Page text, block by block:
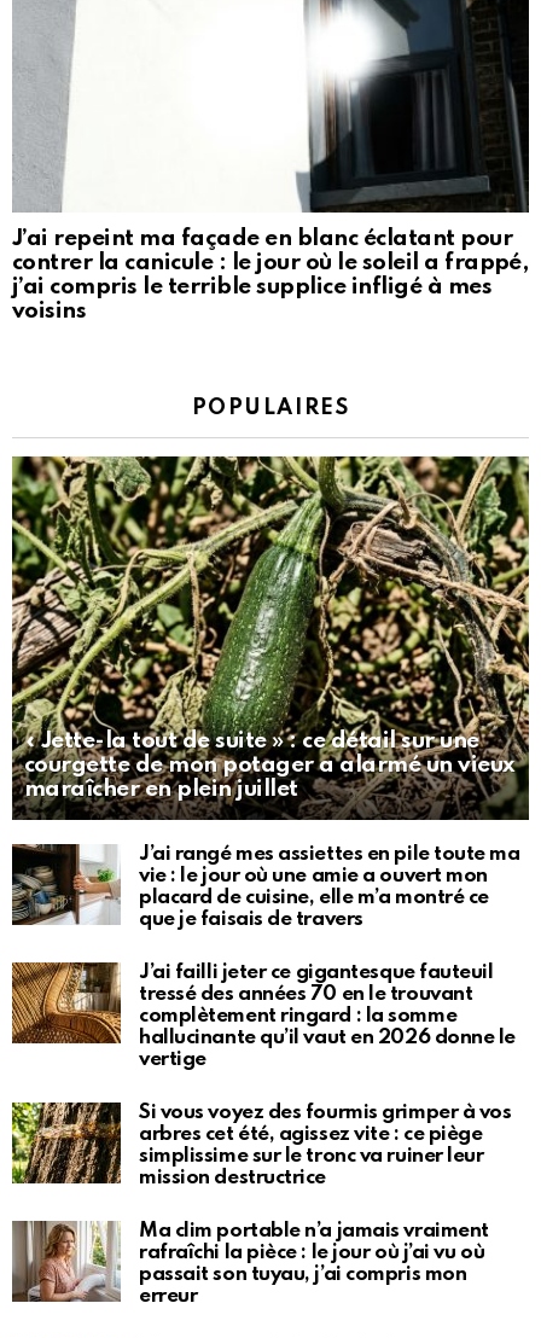
J’ai repeint ma façade en blanc éclatant pour
contrer la canicule : le jour où le soleil a frappé,
j’ai compris le terrible supplice infligé à mes
voisins
POPULAIRES
« Jette-la tout de suite » : ce détail sur une
courgette de mon potager a alarmé un vieux
maraîcher en plein juillet
J’ai rangé mes assiettes en pile toute ma
vie : le jour où une amie a ouvert mon
placard de cuisine, elle m’a montré ce
que je faisais de travers
J’ai failli jeter ce gigantesque fauteuil
tressé des années 70 en le trouvant
complètement ringard : la somme
hallucinante qu’il vaut en 2026 donne le
vertige
Si vous voyez des fourmis grimper à vos
arbres cet été, agissez vite : ce piège
simplissime sur le tronc va ruiner leur
mission destructrice
Ma clim portable n’a jamais vraiment
rafraîchi la pièce : le jour où j’ai vu où
passait son tuyau, j’ai compris mon
erreur